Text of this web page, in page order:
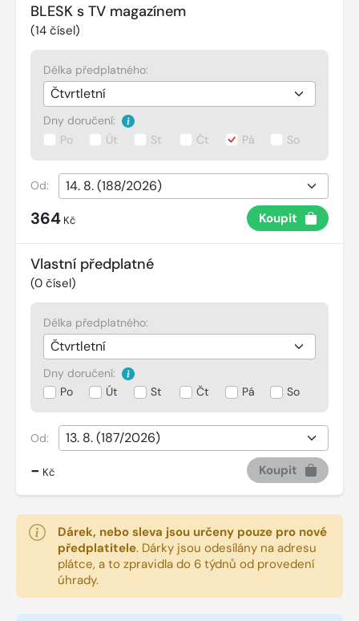
BLESK s TV magazínem
(14 čísel)
Délka předplatného:
Dny doručení:
Po
Út St Čt Pá So
Od:
364 Kč Koupit
Vlastní předplatné
(0 čísel)
Délka předplatného:
Dny doručení:
Po
Út St Čt Pá So
Od:
- Kč Koupit
Dárek, nebo sleva jsou určeny pouze pro nové
předplatitele. Dárky jsou odesílány na adresu
plátce, a to zpravidla do 6 týdnů od provedení
úhrady.